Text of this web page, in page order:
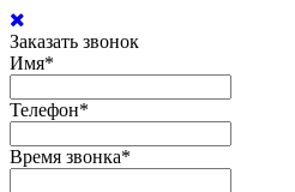
Заказать звонок
Имя*
Телефон*
Время звонка*